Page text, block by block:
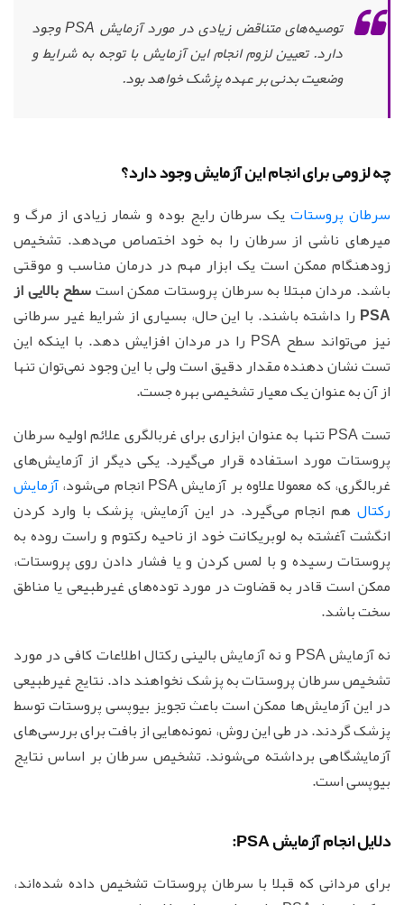
توصیه‌های متناقض زیادی در مورد آزمایش PSA وجود
دارد. تعیین لزوم انجام این آزمایش با توجه به شرایط و
وضعیت بدنی بر عهده پزشک خواهد بود.
چه لزومی برای انجام این آزمایش وجود دارد؟
سرطان پروستاتیک سرطان رایج بوده و شمار زیادی از مرگ و
میرهای ناشی از سرطان را به خود اختصاص می‌دهد. تشخیص
زودهنگام ممکن است یک ابزار مهم در درمان مناسب و موقتی
باشد. مردان مبتلا به سرطان پروستات ممکن استسطح بالایی از
PSA را داشته باشند. با این حال، بسیاری از شرایط غیر سرطانی
نیز می‌تواند سطح PSA را در مردان افزایش دهد. با اینکه این
تست نشان دهنده مقدار دقیق است ولی با این وجود نمی‌توان تنها
از آن به عنوان یک معیار تشخیصی بهره جست.
تست PSA تنها به عنوان ابزاری برای غربالگری علائم اولیه سرطان
پروستات مورد استفاده قرار می‌گیرد. یکی دیگر از آزمایش‌های
غربالگری، که معمولا علاوه بر آزمایش PSA انجام می‌شود،
آزمایش
رکتال هم انجام می‌گیرد. در این آزمایش، پزشک با وارد کردن
انگشت آغشته به لوبریکانت خود از ناحیه رکتوم و راست روده به
پروستات رسیده و با لمس کردن و یا فشار دادن روی پروستات،
ممکن است قادر به قضاوت در مورد توده‌های غیرطبیعی یا مناطق
سخت باشد.
نه آزمایش PSA و نه آزمایش بالینی رکتال اطلاعات کافی در مورد
تشخیص سرطان پروستات به پزشک نخواهند داد. نتایج غیرطبیعی
در این آزمایش‌ها ممکن است باعث تجویز بیوپسی پروستات توسط
پزشک گردند. در طی این روش، نمونه‌هایی از بافت برای بررسی‌های
آزمایشگاهی برداشته می‌شوند. تشخیص سرطان بر اساس نتایج
بیوپسی است.
دلایل انجام آزمایش PSA:
برای مردانی که قبلا با سرطان پروستات تشخیص داده شده‌اند،